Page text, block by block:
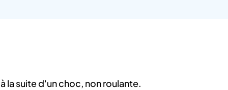
la suite d'un choc, non roulante.